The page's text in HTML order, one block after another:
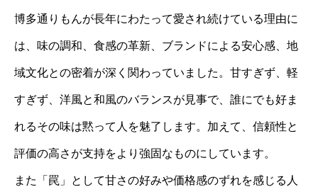
博多通りもんが長年にわたって愛され続けている理由に
は、味の調和、食感の革新、ブランドによる安心感、地
域文化との密着が深く関わっていました。甘すぎず、軽
すぎず、洋風と和風のバランスが見事で、誰にでも好ま
れるその味は黙って人を魅了します。加えて、信頼性と
評価の高さが支持をより強固なものにしています。
また「罠」として甘さの好みや価格感のずれを感じる人